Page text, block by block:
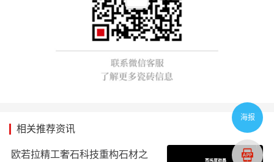
相关推荐资讯
欧若拉精工奢石科技重构石材之
海报